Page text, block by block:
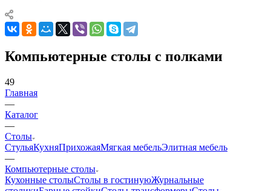
Компьютерные столы с полками
49
Главная
—
Каталог
—
Столы
СтульяКухняПрихожаяМягкая мебельЭлитная мебель
—
Компьютерные столы
Кухонные столыСтолы в гостинуюЖурнальные